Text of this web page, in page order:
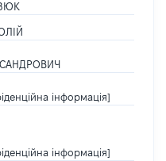
інформація]
інформація]